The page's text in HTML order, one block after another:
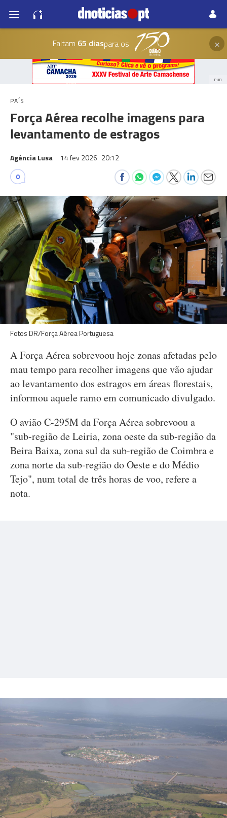
Faltam 65 diaspara os ×
PUB
PAÍS
Força Aérea recolhe imagens para
levantamento de estragos
Agência Lusa 14 fev 2026 20:12
0
Fotos DR/Força Aérea Portuguesa
A Força Aérea sobrevoou hoje zonas afetadas pelo
mau tempo para recolher imagens que vão ajudar
ao levantamento dos estragos em áreas florestais,
informou aquele ramo em comunicado divulgado.
O avião C-295M da Força Aérea sobrevoou a
"sub-região de Leiria, zona oeste da sub-região da
Beira Baixa, zona sul da sub-região de Coimbra e
zona norte da sub-região do Oeste e do Médio
Tejo", num total de três horas de voo, refere a
nota.